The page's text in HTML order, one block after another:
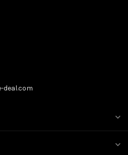
deal.com